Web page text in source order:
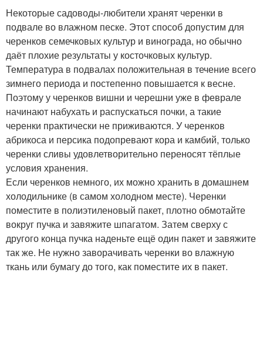
Некоторые садоводы-любители хранят черенки в
подвале во влажном песке. Этот способ допустим для
черенков семечковых культур и винограда, но обычно
даёт плохие результаты у косточковых культур.
Температура в подвалах положительная в течение всего
зимнего периода и постепенно повышается к весне.
Поэтому у черенков вишни и черешни уже в феврале
начинают набухать и распускаться почки, а такие
черенки практически не приживаются. У черенков
абрикоса и персика подопревают кора и камбий, только
черенки сливы удовлетворительно переносят тёплые
условия хранения.
Если черенков немного, их можно хранить в домашнем
холодильнике (в самом холодном месте). Черенки
поместите в полиэтиленовый пакет, плотно обмотайте
вокруг пучка и завяжите шпагатом. Затем сверху с
другого конца пучка наденьте ещё один пакет и завяжите
так же. Не нужно заворачивать черенки во влажную
ткань или бумагу до того, как поместите их в пакет.